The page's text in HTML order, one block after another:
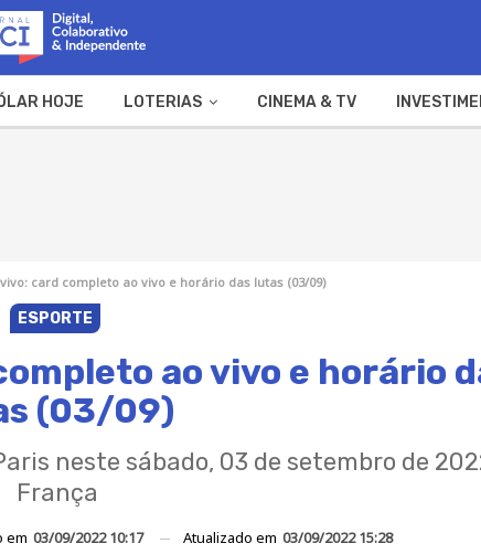
HOJE LOTERIAS CINEMA & TV
vivo: card completo ao vivo e horário das lutas (03/09)
ESPORTE
ao vivo e horário
(03/09)
neste sábado, 03 de setembro de
França
em 03/09/2022 10:17 Atualizado em 03/09/2022 15:28